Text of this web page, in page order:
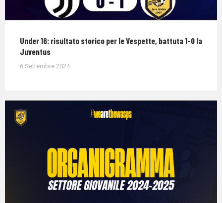
Under 16: risultato storico per le Vespette, battuta 1-0 la
Juventus
6 Settembre 2024